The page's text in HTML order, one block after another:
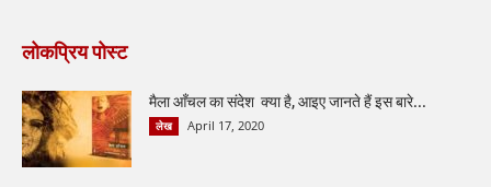
लोकप्रिय पोस्ट
मैला आँचल का संदेश क्या है, आइए जानते हैं इस बारे...
लेख April 17, 2020